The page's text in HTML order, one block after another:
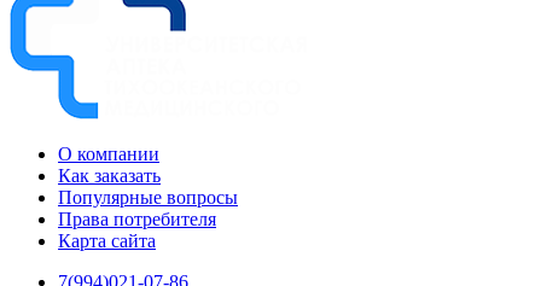
О компании
Как заказать
Популярные вопросы
Права потребителя
Карта сайта